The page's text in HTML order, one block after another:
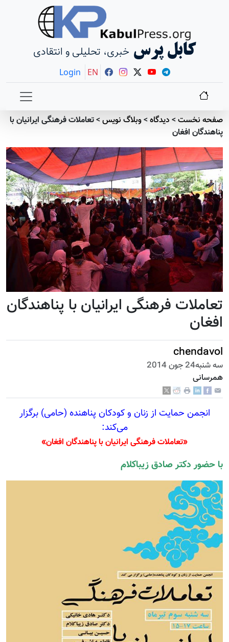
کابل پرس خبری، تحلیلی و انتقادی
Login EN
صفحه نخست> دیدگاه>وبلاگ نویس>تعاملات فرهنگی ایرانیان با
پناهندگان افغان
تعاملات فرهنگی ایرانیان با پناهندگان
افغان
chendavol
سه شنبه24 جون 2014
همرسانی
انجمن حمایت از زنان و کودکان پناهنده (حامی) برگزار
می‌کند:
«تعاملات فرهنگی ایرانیان با پناهندگان افغان»
با حضور دکتر صادق زیباکلام